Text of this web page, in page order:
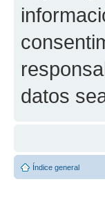
datos
Índice general